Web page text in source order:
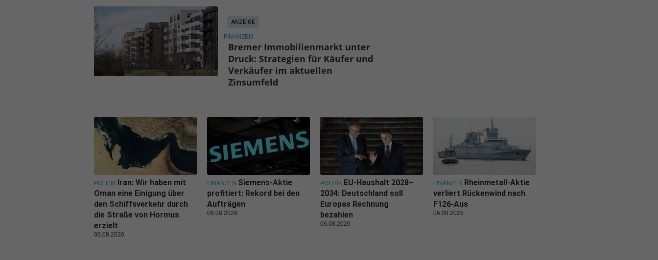
ANZEIGE
FINANZEN
Bremer Immobilienmarkt unter
Druck: Strategien für Käufer und
Verkäufer im aktuellen
Zinsumfeld
POLITIK Iran: Wir haben mit
Oman eine Einigung über
den Schiffsverkehr durch
die Straße von Hormus
erzielt
06.08.2026
FINANZEN Siemens-Aktie
profitiert: Rekord bei den
Aufträgen
06.08.2026
POLITIK EU-Haushalt 2028–
2034: Deutschland soll
Europas Rechnung
bezahlen
06.08.2026
FINANZEN Rheinmetall-Aktie
verliert Rückenwind nach
F126-Aus
06.08.2026